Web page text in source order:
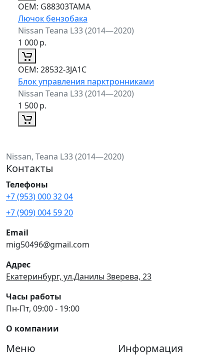
ОЕМ: G88303TAMA
Лючок бензобака
Nissan Teana L33 (2014—2020)
1 000р.
ОЕМ: 28532-3JA1C
Блок управления парктронниками
Nissan Teana L33 (2014—2020)
1 500р.
Nissan, Teana L33 (2014—2020)
Контакты
Телефоны
+7 (953) 000 32 04
+7 (909) 004 59 20
Email
mig50496@gmail.com
Адрес
Екатеринбург, ул.Данилы Зверева, 23
Часы работы
Пн-Пт, 09:00 - 19:00
О компании
Меню Информация